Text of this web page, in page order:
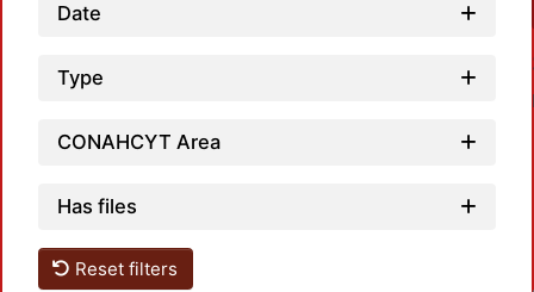
Date
Type
CONAHCYT Area
Has files
Reset filters